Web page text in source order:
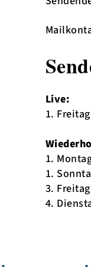
Live:
1.
1.
1.
3.
4.